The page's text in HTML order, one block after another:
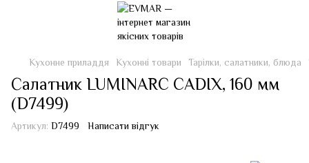
Кухонне приладдя Кухонні товари Тарілки, салатники, блюда
Салатник LUMINARC CADIX, 160 мм
(D7499)
Артикул: D7499 Написати відгук